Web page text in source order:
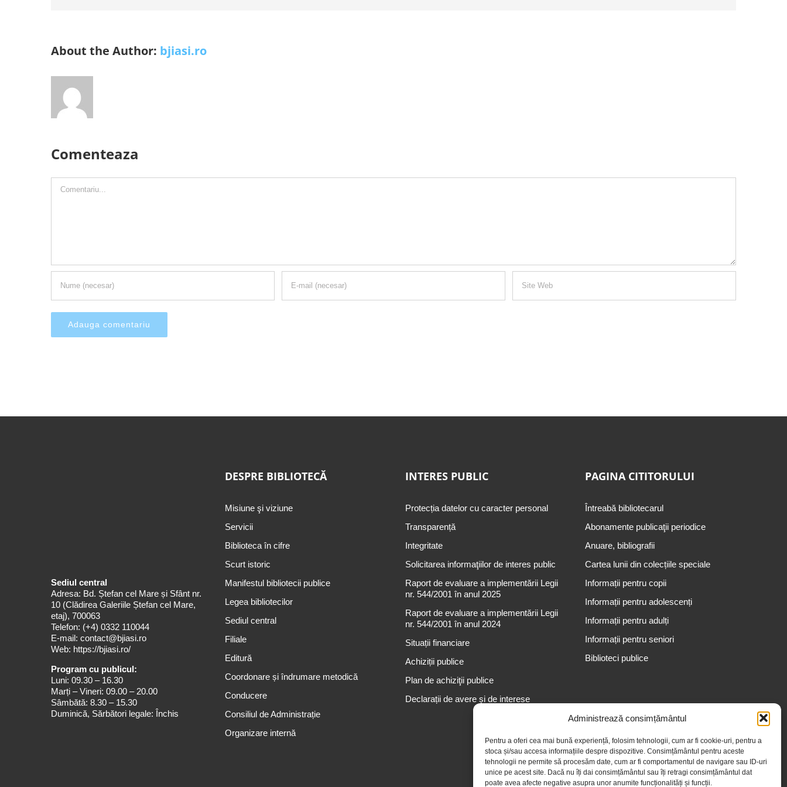
Administrează consimțământul
Pentru a oferi cea mai bună experiență, folosim tehnologii, cum ar fi cookie-uri, pentru a
stoca și/sau accesa informațiile despre dispozitive. Consimțământul pentru aceste
tehnologii ne permite să procesăm date, cum ar fi comportamentul de navigare sau ID-uri
unice pe acest site. Dacă nu îți dai consimțământul sau îți retragi consimțământul dat
poate avea afecte negative asupra unor anumite funcționalități și funcții.
About the Author: bjiasi.ro
Comenteaza
Sediul central
Adresa: Bd. Ștefan cel Mare și Sfânt nr.
10 (Clădirea Galeriile Ștefan cel Mare,
etaj), 700063
Telefon: (+4) 0332 110044
E-mail: contact@bjiasi.ro
Web: https://bjiasi.ro/
Program cu publicul:
Luni: 09.30 – 16.30
Marți – Vineri: 09.00 – 20.00
Sâmbătă: 8.30 – 15.30
Duminică, Sărbători legale: Închis
DESPRE BIBLIOTECĂ
Misiune şi viziune
Servicii
Biblioteca în cifre
Scurt istoric
Manifestul bibliotecii publice
Legea bibliotecilor
Sediul central
Filiale
Editură
Coordonare și îndrumare metodică
Conducere
Consiliul de Administrație
Organizare internă
INTERES PUBLIC
Protecția datelor cu caracter personal
Transparență
Integritate
Solicitarea informaţiilor de interes public
Raport de evaluare a implementării Legii
nr. 544/2001 în anul 2025
Raport de evaluare a implementării Legii
nr. 544/2001 în anul 2024
Situații financiare
Achiziții publice
Plan de achiziţii publice
Declarații de avere și de interese
PAGINA CITITORULUI
Întreabă bibliotecarul
Abonamente publicaţii periodice
Anuare, bibliografii
Cartea lunii din colecțiile speciale
Informații pentru copii
Informații pentru adolescenți
Informații pentru adulți
Informații pentru seniori
Biblioteci publice